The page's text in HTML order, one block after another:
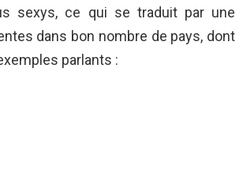
sexys, ce qui se traduit par une
dans bon nombre de pays, dont
parlants :